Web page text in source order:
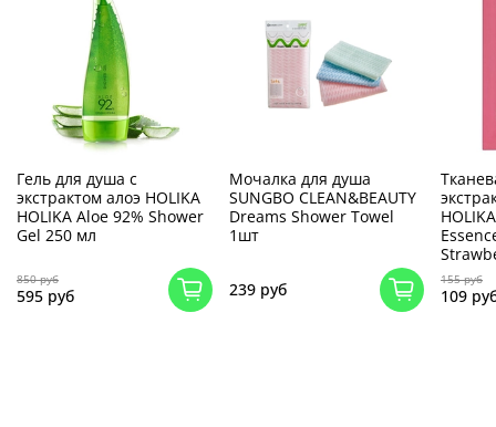
Гель для душа с
экстрактом алоэ HOLIKA
HOLIKA Aloe 92% Shower
Gel 250 мл
850 руб
595 руб
Мочалка для душа
SUNGBO CLEAN&BEAUTY
Dreams Shower Towel
1шт
239 руб 155 руб
109